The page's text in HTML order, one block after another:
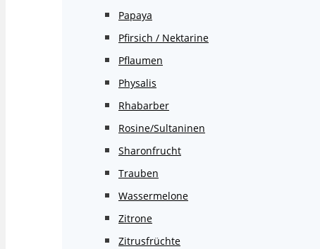
Papaya
Pfirsich / Nektarine
Pflaumen
Physalis
Rhabarber
Rosine/Sultaninen
Sharonfrucht
Trauben
Wassermelone
Zitrone
Zitrusfrüchte